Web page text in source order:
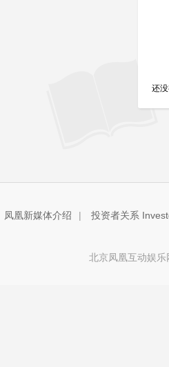
还
凤凰新媒体介绍 | 投资者关系
北京凤凰互动娱